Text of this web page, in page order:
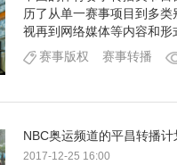
历了从单一赛事项目到多
视再到网络媒体等内容和形
赛事版权
赛事转播
NBC奥运频道的平昌转播
2017-12-25 16:00